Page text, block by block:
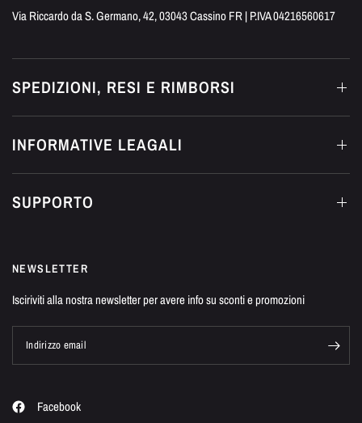
Via Riccardo da S. Germano, 42, 03043 Cassino FR | P.IVA 04216560617
SPEDIZIONI, RESI E RIMBORSI
INFORMATIVE LEAGALI
SUPPORTO
NEWSLETTER
Isciriviti alla nostra newsletter per avere info su sconti e promozioni
Indirizzo email
Facebook